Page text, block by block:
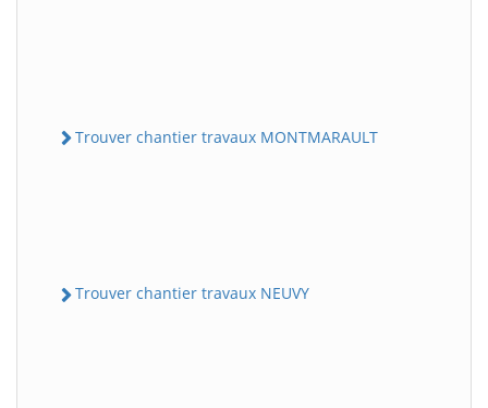
Trouver chantier travaux MONTMARAULT
Trouver chantier travaux NEUVY